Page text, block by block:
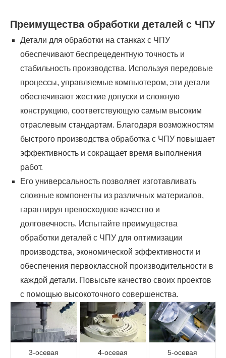
Преимущества обработки деталей с ЧПУ
Детали для обработки на станках с ЧПУ
обеспечивают беспрецедентную точность и
стабильность производства. Используя передовые
процессы, управляемые компьютером, эти детали
обеспечивают жесткие допуски и сложную
конструкцию, соответствующую самым высоким
отраслевым стандартам. Благодаря возможностям
быстрого производства обработка с ЧПУ повышает
эффективность и сокращает время выполнения
работ.
Его универсальность позволяет изготавливать
сложные компоненты из различных материалов,
гарантируя превосходное качество и
долговечность. Испытайте преимущества
обработки деталей с ЧПУ для оптимизации
производства, экономической эффективности и
обеспечения первоклассной производительности в
каждой детали. Повысьте качество своих проектов
с помощью высокоточного совершенства.
3-осевая
4-осевая
5-осевая